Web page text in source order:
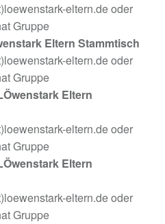
eltern.de oder
Gruppe
Eltern Stammtisch
eltern.de oder
Gruppe
Eltern
eltern.de oder
Gruppe
Eltern
eltern.de oder
Gruppe